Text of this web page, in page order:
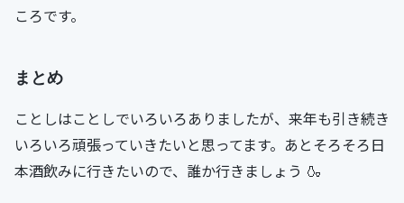
ころです。
まとめ
ことしはことしでいろいろありましたが、来年も引き続き
いろいろ頑張っていきたいと思ってます。あとそろそろ日
本酒飲みに行きたいので、誰か行きましょう 🍶